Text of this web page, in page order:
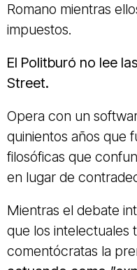
Romano mientras
impuestos.
El Politburó no lee
Street.
Opera con un
quinientos años que
filosóficas que
en lugar de
Mientras el debate
que los intelectuales
comentócratas la